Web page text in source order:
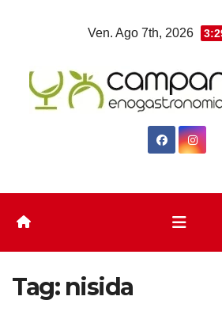
Ven. Ago 7th, 2026
Tag: nisida